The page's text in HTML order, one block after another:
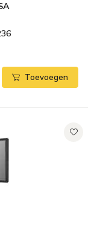
Toevoegen